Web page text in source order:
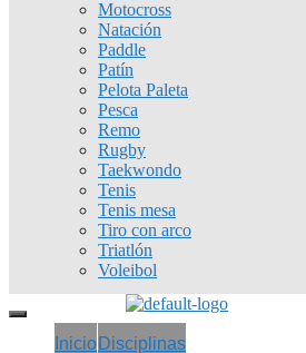
Motocross
Natación
Paddle
Patín
Pelota Paleta
Pesca
Remo
Rugby
Taekwondo
Tenis
Tenis mesa
Tiro con arco
Triatlón
Voleibol
Inicio Disciplinas